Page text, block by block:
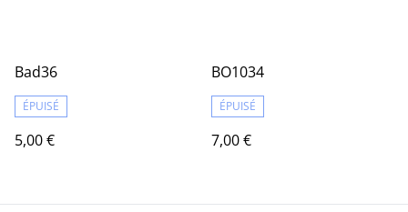
Bad36
ÉPUISÉ
5,00 €
BO1034
ÉPUISÉ
7,00 €